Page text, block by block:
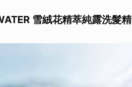
雪絨花精萃純露洗髮精